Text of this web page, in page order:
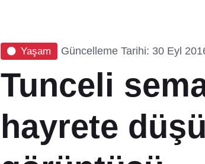
Yaşam Güncelleme Tarihi: 30 Eyl
Tunceli
hayrete